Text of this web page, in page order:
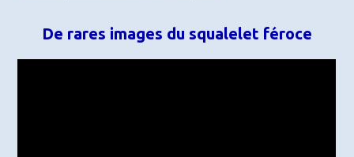
De rares images du squalelet féroce